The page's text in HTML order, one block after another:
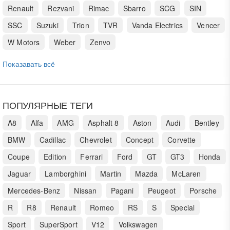
Renault
Rezvani Rimac Sbarro SCG
SIN
SSC
Suzuki Trion TVR Vanda Electrics
Vencer
W Motors
Weber Zenvo
Показавать всё
ПОПУЛЯРНЫЕ ТЕГИ
A8 Alfa AMG Asphalt 8 Aston Audi
Bentley
BMW
Cadillac Chevrolet Concept
Corvette
Coupe
Edition Ferrari Ford GT GT3
Honda
Jaguar
Lamborghini Martin Mazda
McLaren
Mercedes-Benz
Nissan Pagani Peugeot
Porsche
R
R8 Renault Romeo RS S
Special
Sport
SuperSport V12 Volkswagen